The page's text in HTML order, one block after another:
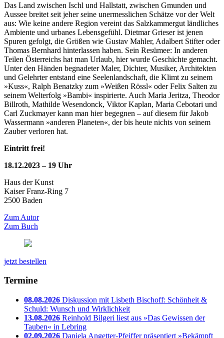
Das Land zwischen Ischl und Hallstatt, zwischen Gmunden und
Aussee breitet seit jeher seine unermesslichen Schätze vor der Welt
aus: Wie keine andere Region vereint das Salzkammergut ländliches
Ambiente und urbanes Lebensgefühl. Dietmar Grieser ist jenen
Spuren gefolgt, die Größen wie Gustav Mahler, Adalbert Stifter oder
Thomas Bernhard hinterlassen haben. Sein Resümee: In anderen
Teilen Österreichs hat man Urlaub, hier wurde Geschichte gemacht.
Unter den Händen begnadeter Maler, Dichter, Musiker, Architekten
und Gelehrter entstand eine Seelenlandschaft, die Klimt zu seinem
»Kuss«, Ralph Benatzky zum »Weißen Rössl« oder Felix Salten zu
seinem Welterfolg »Bambi« inspirierte. Auch Maria Jeritza, Theodor
Billroth, Mathilde Wesendonck, Viktor Kaplan, Maria Cebotari und
Carl Zuckmayer kann man hier begegnen – auf diesem für Jakob
Wassermann »anderen Planeten«, der bis heute nichts von seinem
Zauber verloren hat.
Eintritt frei!
18.12.2023 – 19 Uhr
Haus der Kunst
Kaiser Franz-Ring 7
2500 Baden
Zum Autor
Zum Buch
jetzt bestellen
Termine
08.08.2026 Diskussion mit Lisbeth Bischoff: Schönheit &
Schuld: Wunsch und Wirklichkeit
13.08.2026 Reinhold Bilgeri liest aus »Das Gewissen der
Tauben« in Lebring
02.09.2026 Daniela Angetter-Pfeiffer präsentiert »Bekämpft